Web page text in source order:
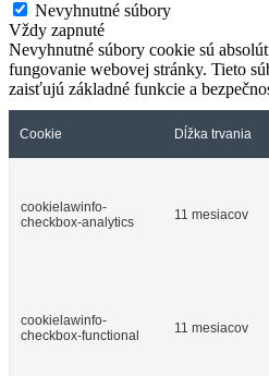
Nevyhnutné súbory
Vždy zapnuté
Nevyhnutné súbory cookie sú
fungovanie webovej stránky. Tieto
zaisťujú základné funkcie a
Cookie Dĺžka trvania
cookielawinfo-
checkbox-analytics
11 mesiacov
cookielawinfo-
checkbox-functional
11 mesiacov